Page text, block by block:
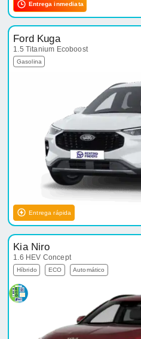
Entrega inmediata
Ford Kuga
1.5 Titanium Ecoboost
Gasolina
Entrega rápida
Kia Niro
1.6 HEV Concept
Híbrido ECO Automático